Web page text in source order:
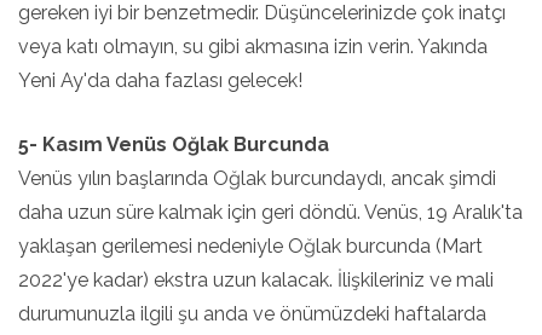
gereken iyi bir benzetmedir. Düşüncelerinizde çok inatçı
veya katı olmayın, su gibi akmasına izin verin. Yakında
Yeni Ay'da daha fazlası gelecek!
5- Kasım Venüs Oğlak Burcunda
Venüs yılın başlarında Oğlak burcundaydı, ancak şimdi
daha uzun süre kalmak için geri döndü. Venüs, 19 Aralık'ta
yaklaşan gerilemesi nedeniyle Oğlak burcunda (Mart
2022'ye kadar) ekstra uzun kalacak. İlişkileriniz ve mali
durumunuzla ilgili şu anda ve önümüzdeki haftalarda